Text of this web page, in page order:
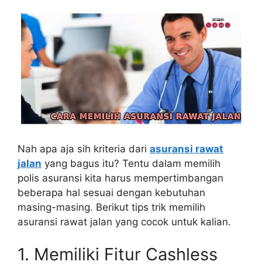
Nah apa aja sih kriteria dari asuransi rawat
jalan yang bagus itu? Tentu dalam memilih
polis asuransi kita harus mempertimbangan
beberapa hal sesuai dengan kebutuhan
masing-masing. Berikut tips trik memilih
asuransi rawat jalan yang cocok untuk kalian.
1. Memiliki Fitur Cashless